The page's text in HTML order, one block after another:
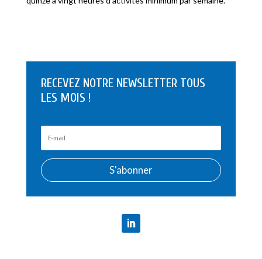
RECEVEZ NOTRE NEWSLETTER TOUS
LES MOIS !
S'abonner